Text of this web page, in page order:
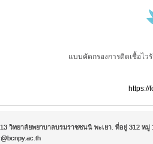
แบบคัดกรองการติดเชื้อไว
https://
วิทยาลัยพยาบาลบรมราชชนนี พะเยา. ที่อยู่ 312 หมู่